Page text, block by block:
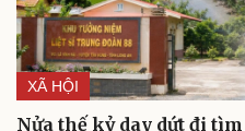
XÃ HỘI
Nửa thế kỷ day dứt đi